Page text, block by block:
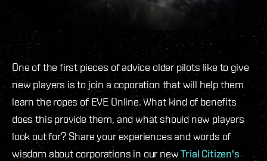
One of the first pieces of advice older pilots like to give
new players is to join a coporation that will help them
learn the ropes of EVE Online. What kind of benefits
does this provide them, and what should new players
look out for? Share your experiences and words of
wisdom about corporations in our newTrial Citizen's